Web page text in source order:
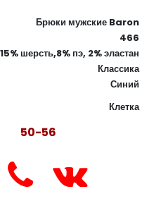
Брюки мужские Baron
466
шерсть,8% пэ, 2% эластан
Классика
Синий
Клетка
50-56